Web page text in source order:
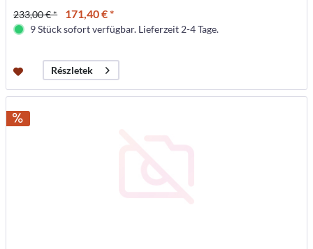
233,00 € * 171,40 € *
9 Stück sofort verfügbar. Lieferzeit 2-4 Tage.
Részletek